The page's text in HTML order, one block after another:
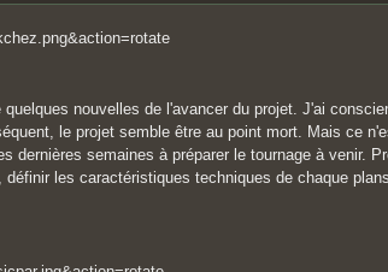
nouvelles de l'avancer du projet. J'ai
le projet semble être au point mort. Mais ce
dernières semaines à préparer le tournage à venir.
définir les caractéristiques techniques de chaque